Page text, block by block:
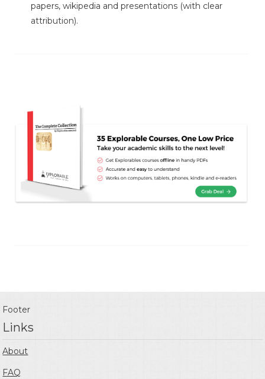
papers, wikipedia and presentations (with clear
attribution).
Footer
Links
About
FAQ